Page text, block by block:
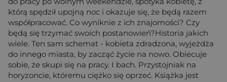
którą spędził upojną noc i okazuje się, że będą razem
współpracować. Co wyniknie z ich znajomości? Czy
będą się trzymać swoich postanowień?Historia jakich
wiele. Ten sam schemat - kobieta zdradzona, wyjeżdża
do innego miasta, by zacząć życie na nowo. Obiecuje
sobie, że skupi się na pracy. I bach. Przystojniak na
horyzoncie, któremu ciężko się oprzeć. Książka jest